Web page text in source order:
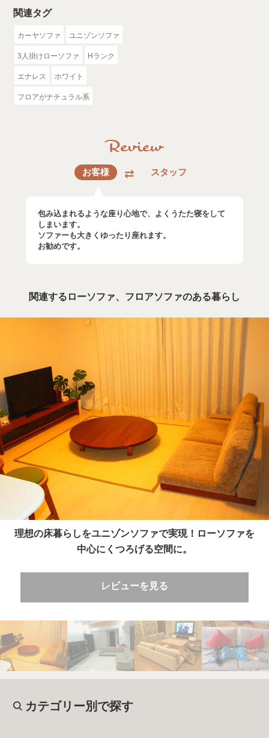
関連タグ
カーヤソファ ユニゾンソファ
3人掛けローソファ Hランク
エナレス ホワイト
フロアがナチュラル系
お客様 スタッフ
包み込まれるような座り心地で、よくうたた寝をして
しまいます。
ソファーも大きくゆったり座れます。
お勧めです。
関連するローソファ、フロアソファのある暮らし
理想の床暮らしをユニゾンソファで実現！ローソファを
中心にくつろげる空間に。
レビューを見る
カテゴリー別で探す